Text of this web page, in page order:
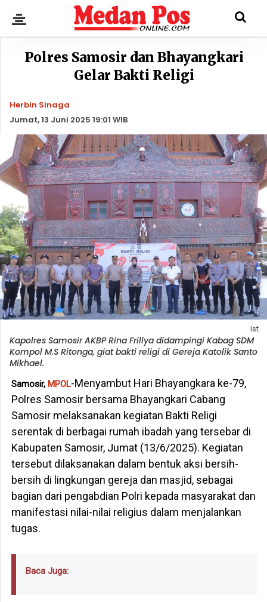
Polres Samosir dan Bhayangkari
Gelar Bakti Religi
Herbin Sinaga
Jumat, 13 Juni 2025 19:01 WIB
Ist
Kapolres Samosir AKBP Rina Frillya didampingi Kabag SDM
Kompol M.S Ritonga, giat bakti religi di Gereja Katolik Santo
Mikhael.
Samosir, MPOL-Menyambut Hari Bhayangkara ke-79,
Polres Samosir bersama Bhayangkari Cabang
Samosir melaksanakan kegiatan Bakti Religi
serentak di berbagai rumah ibadah yang tersebar di
Kabupaten Samosir, Jumat (13/6/2025). Kegiatan
tersebut dilaksanakan dalam bentuk aksi bersih-
bersih di lingkungan gereja dan masjid, sebagai
bagian dari pengabdian Polri kepada masyarakat dan
manifestasi nilai-nilai religius dalam menjalankan
tugas.
Baca Juga: